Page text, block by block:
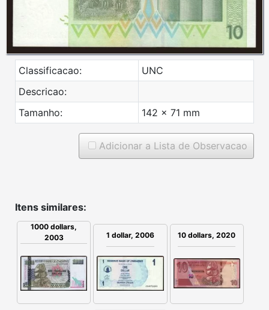
Classificacao:
UNC
Descricao:
Tamanho:
142 x 71 mm
Adicionar a Lista de Observacao
Itens similares:
1000 dollars,
2003
1 dollar, 2006 10 dollars, 2020